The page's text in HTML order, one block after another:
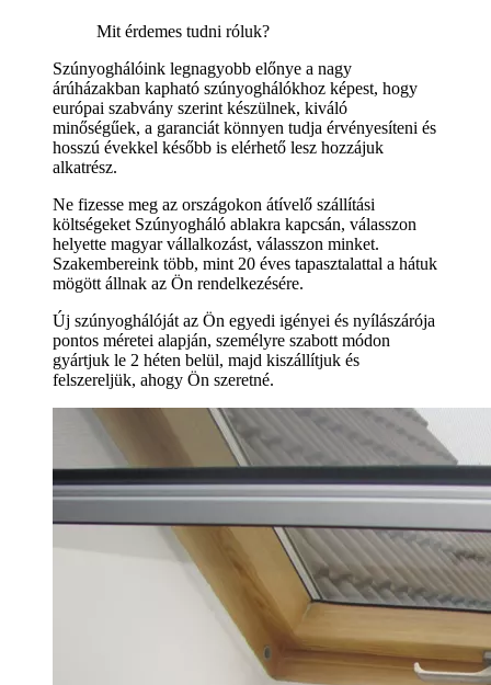
Mit érdemes tudni róluk?
Szúnyoghálóink legnagyobb előnye a nagy
árúházakban kapható szúnyoghálókhoz képest, hogy
európai szabvány szerint készülnek, kiváló
minőségűek, a garanciát könnyen tudja érvényesíteni és
hosszú évekkel később is elérhető lesz hozzájuk
alkatrész.
Ne fizesse meg az országokon átívelő szállítási
költségeket Szúnyogháló ablakra kapcsán, válasszon
helyette magyar vállalkozást, válasszon minket.
Szakembereink több, mint 20 éves tapasztalattal a hátuk
mögött állnak az Ön rendelkezésére.
Új szúnyoghálóját az Ön egyedi igényei és nyílászárója
pontos méretei alapján, személyre szabott módon
gyártjuk le 2 héten belül, majd kiszállítjuk és
felszereljük, ahogy Ön szeretné.